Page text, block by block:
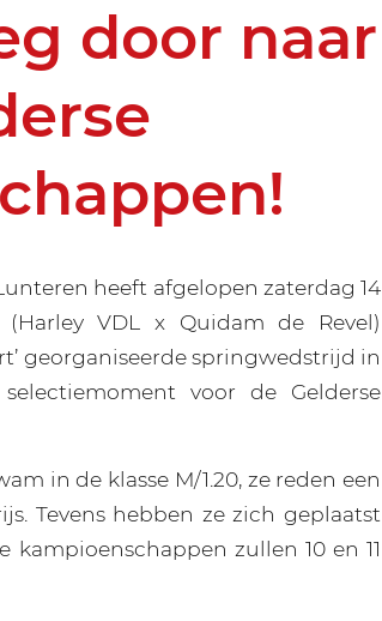
door naar
heeft afgelopen zaterdag 14
VDL x Quidam de Revel)
georganiseerde springwedstrijd in
voor de Gelderse
in de klasse M/1.20, ze reden een
Tevens hebben ze zich geplaatst
kampioenschappen zullen 10 en 11